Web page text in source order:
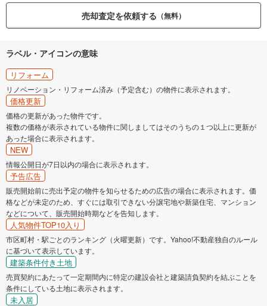
売却査定を依頼する （無料）
ラベル・アイコンの意味
リフォーム
リノベーション・リフォーム済み（予定含む）の物件に表示されます。
価格更新
価格の更新があった物件です。
複数の価格が表示されている物件に関しましてはそのうちの１つ以上に更新が
あった場合に表示されます。
NEW
情報公開日が7日以内の場合に表示されます。
予告広告
販売開始前に売出予定の物件を知らせるための広告の場合に表示されます。価
格などが未定のため、すぐには取引できない分譲宅地や新築住宅、マンション
などについて、販売開始時期などを告知します。
人気物件TOP10入り
市区町村・駅ごとのランキング（火曜更新）です。Yahoo!不動産独自のルール
に基づいて表示しています。
建築条件付き土地
売買契約にあたって一定期間内に特定の建設会社と建築請負契約を結ぶことを
条件にしている土地に表示されます。
未入居